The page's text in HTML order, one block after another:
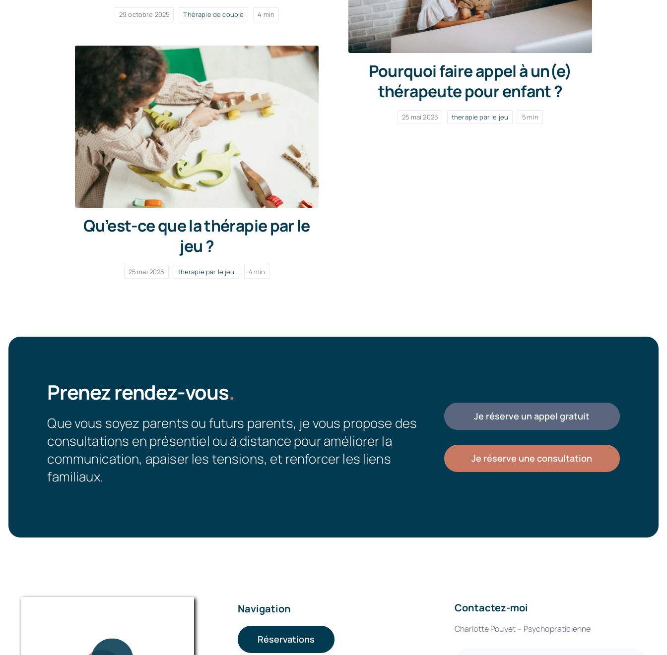
29 octobre 2025 Thérapie de couple 4 min
Pourquoi faire appel à un(e)
thérapeute pour enfant ?
25 mai 2025 therapie par le jeu 5 min
Qu’est-ce que la thérapie par le
jeu ?
25 mai 2025 therapie par le jeu 4 min
Prenez rendez-vous.
Que vous soyez parents ou futurs parents, je vous propose des
consultations en présentiel ou à distance pour améliorer la
communication, apaiser les tensions, et renforcer les liens
familiaux.
Je réserve un appel gratuit
Je réserve une consultation
Navigation
Réservations
Contactez-moi
Charlotte Pouyet – Psychopraticienne